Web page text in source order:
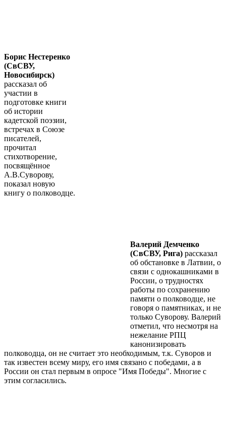
Борис Нестеренко
(СвСВУ,
Новосибирск)
рассказал об
участии в
подготовке книги
об истории
кадетской поэзии,
встречах в Союзе
писателей,
прочитал
стихотворение,
посвящённое
А.В.Суворову,
показал новую
книгу о полководце.
Валерий Демченко
(СвСВУ, Рига) рассказал
об обстановке в Латвии, о
связи с однокашниками в
России, о трудностях
работы по сохранению
памяти о полководце, не
говоря о памятниках, и не
только Суворову. Валерий
отметил, что несмотря на
нежелание РПЦ
канонизировать
полководца, он не считает это необходимым, т.к. Суворов и
так известен всему миру, его имя связано с победами, а в
России он стал первым в опросе "Имя Победы". Многие с
этим согласились.